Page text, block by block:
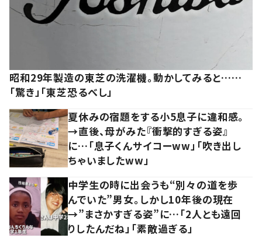
昭和29年製造の東芝の洗濯機。動かしてみると……
「驚き」「東芝恐るべし」
夏休みの宿題をする小5息子に違和感。
→直後、母がみた『衝撃的すぎる姿』
に…「息子くんサイコーww」「吹き出し
ちゃいましたww」
中学生の時に出会うも“別々の道を歩
んでいた”男女。しかし10年後の現在
→”まさかすぎる姿”に…「2人とも遠回
りしたんだね」「素敵過ぎる」